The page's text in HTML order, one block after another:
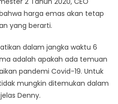
harga emas akan tetap
yang berarti.
dalam jangka waktu 6
adalah apakah ada temuan
pandemi Covid-19. Untuk
mungkin ditemukan dalam
Denny.